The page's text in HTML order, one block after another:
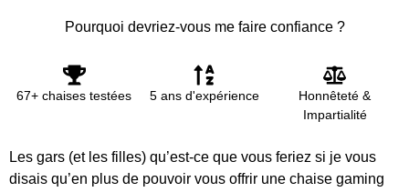
Pourquoi devriez-vous me faire confiance ?
67+ chaises testées 5 ans d'expérience
Honnêteté &
Impartialité
Les gars (et les filles) qu’est-ce que vous feriez si je vous
disais qu’en plus de pouvoir vous offrir une chaise gaming